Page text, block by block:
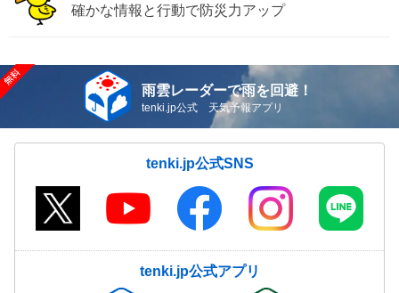
確かな情報と行動で防災力アップ
雨雲レーダーで雨を回避！
tenki.jp公式 天気予報アプリ
tenki.jp公式SNS
tenki.jp公式アプリ